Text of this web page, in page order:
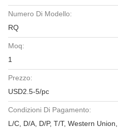
Numero Di Modello:
RQ
Moq:
1
Prezzo:
USD2.5-5/pc
Condizioni Di Pagamento:
L/C, D/A, D/P, T/T, Western Union,